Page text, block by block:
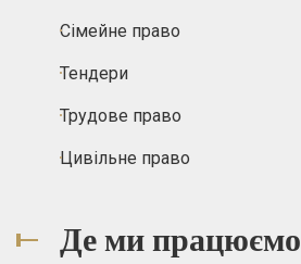
Сімейне право
Тендери
Трудове право
Цивільне право
Де ми працюємо